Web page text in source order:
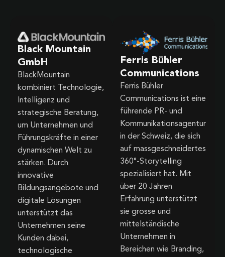
Black Mountain
GmbH
BlackMountain
kombiniert Technologie,
Intelligenz und
strategische Beratung,
um Unternehmen und
Führungskräfte in einer
dynamischen Welt zu
stärken. Durch
innovative
Bildungsangebote und
digitale Lösungen
unterstützt das
Unternehmen seine
Kunden dabei,
technologische
Ferris Bühler
Communications
Ferris Bühler
Communications ist eine
führende PR- und
Kommunikationsagentur
in der Schweiz, die sich
auf massgeschneidertes
360°-Storytelling
spezialisiert hat. Mit
über 20 Jahren
Erfahrung unterstützt
sie grosse und
mittelständische
Unternehmen in
Bereichen wie Branding,